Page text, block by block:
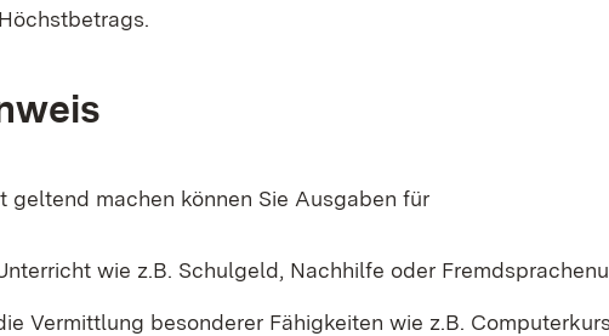
geltend machen können Sie Ausgaben für
wie z.B. Schulgeld, Nachhilfe oder
Vermittlung besonderer Fähigkeiten wie z.B.